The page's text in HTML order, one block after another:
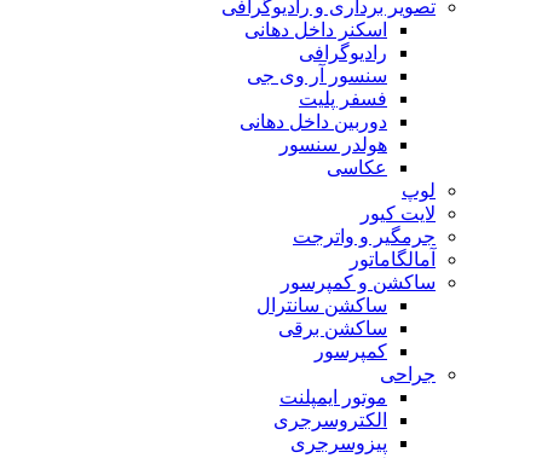
تصویر برداری و رادیوگرافی
اسکنر داخل دهانی
رادیوگرافی
سنسور آر وی جی
فسفر پلیت
دوربین داخل دهانی
هولدر سنسور
عکاسی
لوپ
لایت کیور
جرمگیر و واترجت
آمالگاماتور
ساکشن و کمپرسور
ساکشن سانترال
ساکشن برقی
کمپرسور
جراحی
موتور ایمپلنت
الکتروسرجری
پیزوسرجری